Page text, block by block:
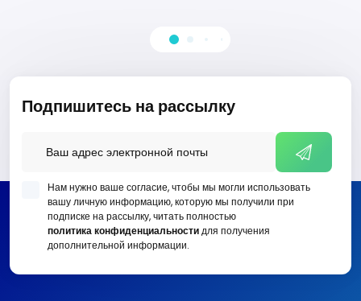
Подпишитесь на рассылку
Нам нужно ваше согласие, чтобы мы могли использовать
вашу личную информацию, которую мы получили при
подписке на рассылку, читать полностью
политика конфиденциальностидля получения
дополнительной информации.